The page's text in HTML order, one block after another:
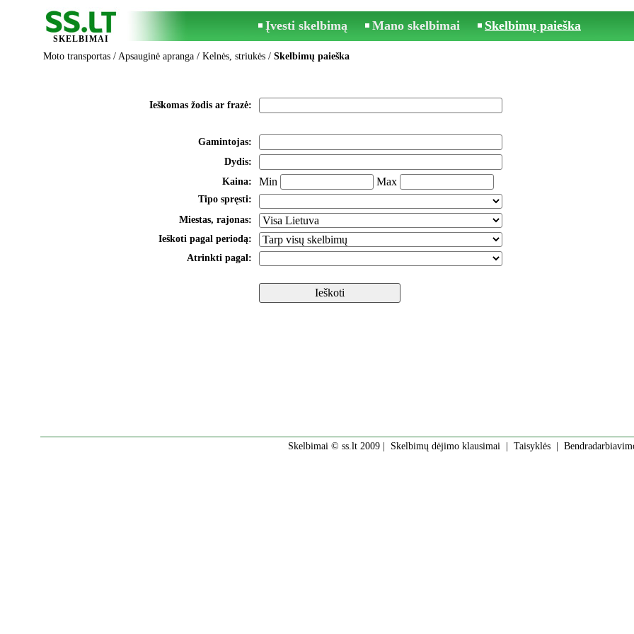
SKELBIMAI
Įvesti skelbimą Mano skelbimai Skelbimų paieška
Moto transportas / Apsauginė apranga / Kelnės, striukės / Skelbimų paieška
Ieškomas žodis ar frazė:
Gamintojas:
Dydis:
Kaina:
Min Max
Tipo spręsti:
Miestas, rajonas:
Ieškoti pagal periodą:
Atrinkti pagal:
Skelbimai © ss.lt 2009 | Skelbimų dėjimo klausimai Taisyklės